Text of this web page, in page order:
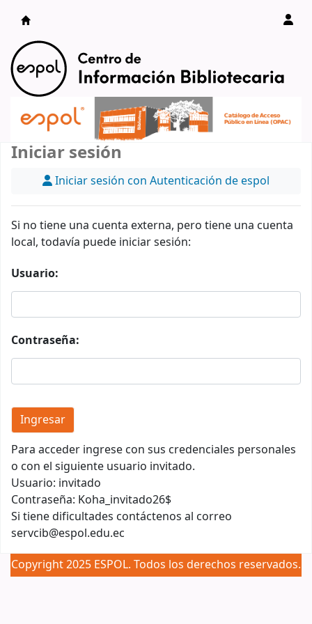
Catálogo en línea
Iniciar sesión
Iniciar sesión con Autenticación de espol
Si no tiene una cuenta externa, pero tiene una cuenta
local, todavía puede iniciar sesión:
Usuario:
Contraseña:
Para acceder ingrese con sus credenciales personales
o con el siguiente usuario invitado.
Usuario: invitado
Contraseña: Koha_invitado26$
Si tiene dificultades contáctenos al correo
servcib@espol.edu.ec
Copyright 2025 ESPOL. Todos los derechos reservados.